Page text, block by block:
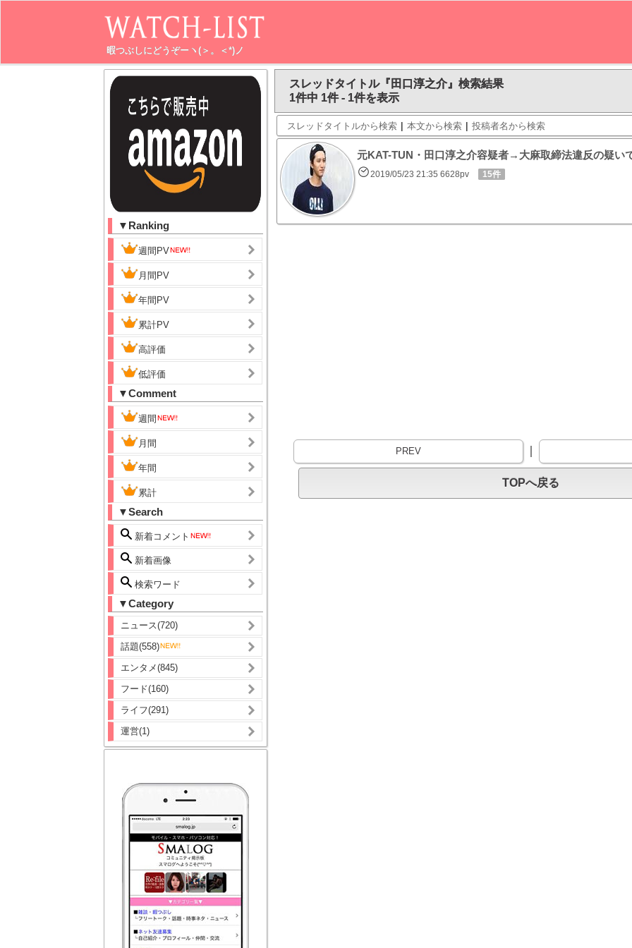
暇つぶしにどうぞーヽ(＞。＜*)ノ
▼Ranking
週間PV
月間PV
年間PV
累計PV
高評価
低評価
▼Comment
週間
月間
年間
累計
▼Search
新着コメント
新着画像
検索ワード
▼Category
ニュース(720)
話題(558)
エンタメ(845)
フード(160)
ライフ(291)
運営(1)
スレッドタイトル『田口淳之介』検索結果
1件中 1件 - 1件を表示
スレッドタイトルから検索 | 本文から検索 | 投稿者名から検索
元KAT-TUN・田口淳之介容疑者→大麻取締法違反の疑い
2019/05/23 21:35 6628pv 15件
PREV
TOPへ戻る